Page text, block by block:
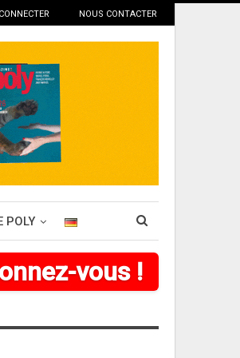
NOUS CONTACTER
POLY
vous !